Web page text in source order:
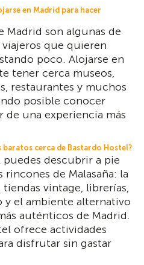
en Madrid para hacer
Madrid son algunas de
viajeros que quieren
poco. Alojarse en
tener cerca museos,
restaurantes y muchos
posible conocer
de una experiencia más
baratos cerca de Bastardo Hostel?
puedes descubrir a pie
de Malasaña: la
tiendas vintage, librerías,
y el ambiente alternativo
auténticos de Madrid.
ofrece actividades
disfrutar sin gastar